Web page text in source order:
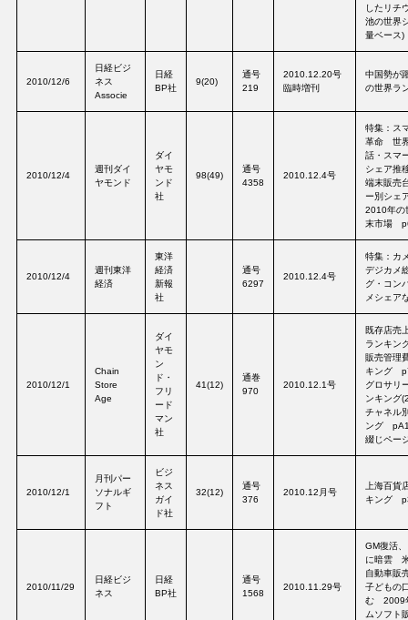
したリチ
池の世界
量ベー
2010/12/6
日経ビジ
ネス
Associe
日経
BP社
9(20)
通号
219
2010.12.20号
臨時増刊
中国勢が
の世界ラ
2010/12/4
週刊ダイ
ヤモンド
ダイ
ヤモ
ンド
社
98(49)
通号
4358
2010.12.4号
特集：ス
革命 世
話・スマ
シェア推
端末販売
ー別シ
2010年の
末市場
2010/12/4
週刊東洋
経済
東洋
経済
新報
社
通号
6297
2010.12.4号
特集：カ
デジカメ
グ・コン
メシェ
2010/12/1
Chain
Store
Age
ダイ
ヤモ
ン
ド・
フリ
ード
マン
社
41(12)
通巻
970
2010.12.1号
既存店売
ランキ
販売管理
キング
グロサリ
ンキン
チャネル
ング
綴じペー
2010/12/1
月刊パー
ソナルギ
フト
ビジ
ネス
ガイ
ド社
32(12)
通号
376
2010.12月号
上海百貨
キング
2010/11/29
日経ビジ
ネス
日経
BP社
通号
1568
2010.11.29号
GM復活
に暗雲
自動車販
子どもの
む 2009
ムソフト